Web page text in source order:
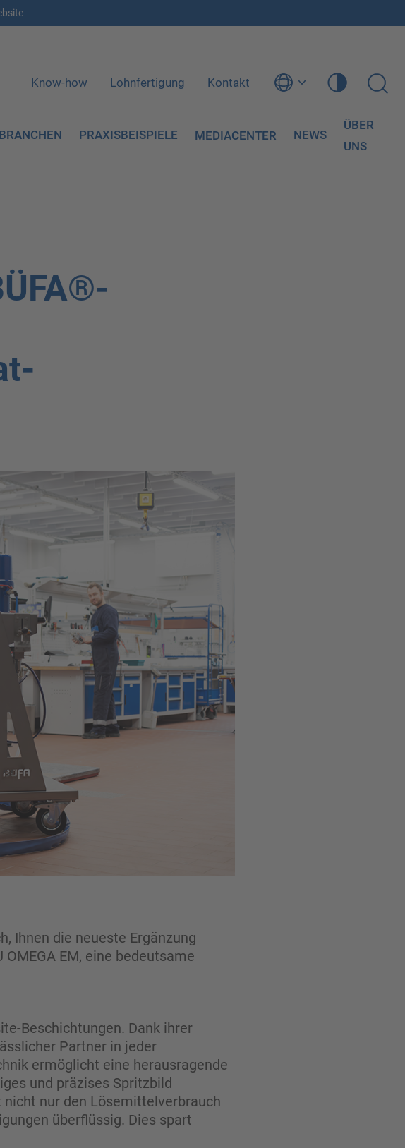
Know-how Lohnfertigung Kontakt
BRANCHEN PRAXISBEISPIELE MEDIACENTER NEWS
ÜBER
UNS
Ihnen die neueste Ergänzung
OMEGA EM, eine bedeutsame
Beschichtungen. Dank ihrer
Partner in jeder
ermöglicht eine herausragende
und präzises Spritzbild
nur den Lösemittelverbrauch
überflüssig. Dies spart